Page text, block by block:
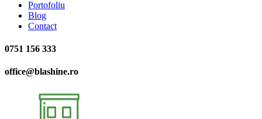
Portofoliu
Blog
Contact
0751 156 333
office@blashine.ro